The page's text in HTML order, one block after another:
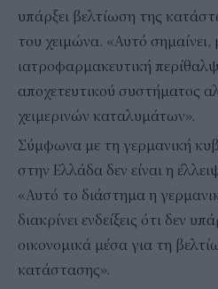
υπάρξει βελτίωση της
του χειμώνα. «Αυτό
ιατροφαρμακευτική
αποχετευτικού συστήματος
χειμερινών καταλυμάτων».
Σύμφωνα με τη γερμανική
στην Ελλάδα δεν είναι η
«Αυτό το διάστημα η
διακρίνει ενδείξεις ότι δεν
οικονομικά μέσα για τη
κατάστασης».